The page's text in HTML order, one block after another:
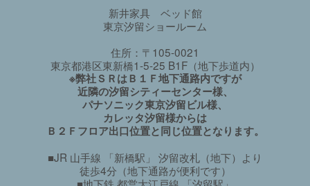
新井家具 ベッド館
東京汐留ショールーム
住所：〒105-0021
東京都港区東新橋1-5-25 B1F（地下歩道内）
※弊社ＳＲはＢ１Ｆ地下通路内ですが
近隣の汐留シティーセンター様、
パナソニック東京汐留ビル様、
カレッタ汐留様からは
Ｂ２Ｆフロア出口位置と同じ位置となります。
■JR 山手線 「新橋駅」 汐留改札（地下）より
徒歩4分（地下通路が便利です）